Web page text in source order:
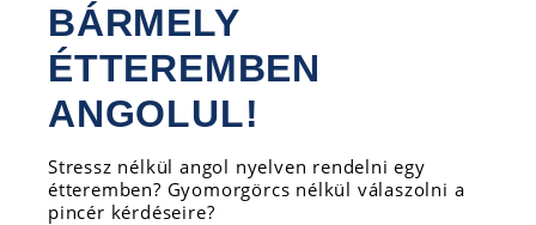
BÁRMELY
ÉTTEREMBEN
ANGOLUL!
Stressz nélkül angol nyelven rendelni egy
étteremben? Gyomorgörcs nélkül válaszolni a
pincér kérdéseire?